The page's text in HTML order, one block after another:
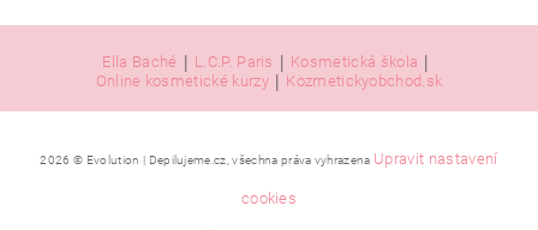
Ella Baché L.C.P. Paris Kosmetická škola
Online kosmetické kurzy Kozmetickyobchod.sk
2026 © Evolution | Depilujeme.cz, všechna práva vyhrazena Upravit nastavení
cookies